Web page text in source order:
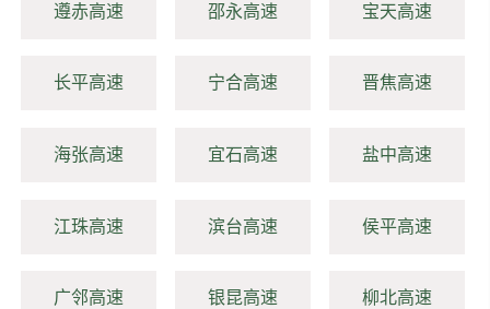
遵赤高速 邵永高速 宝天高速
长平高速 宁合高速 晋焦高速
海张高速 宜石高速 盐中高速
江珠高速 滨台高速 侯平高速
广邻高速 银昆高速 柳北高速